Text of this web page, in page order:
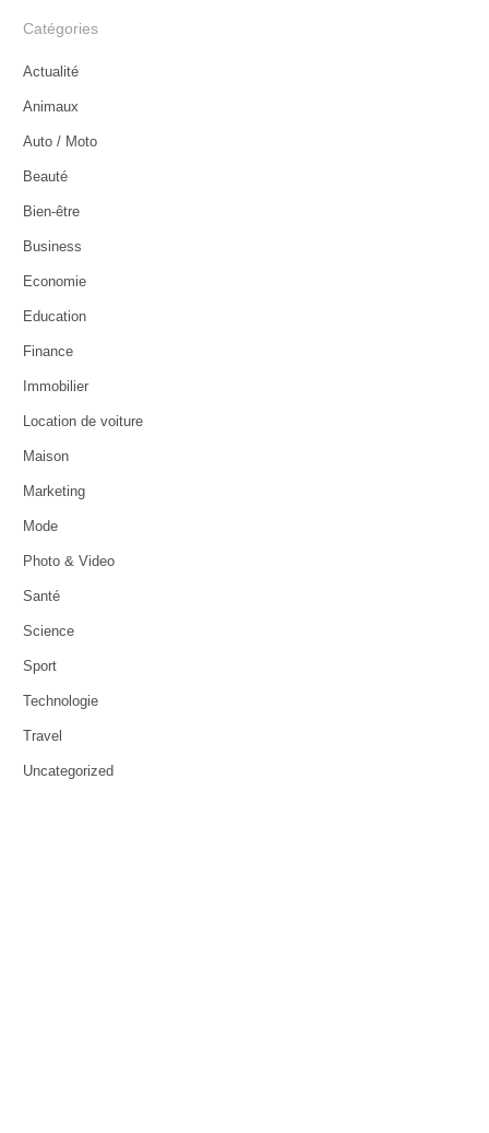
Catégories
Actualité
Animaux
Auto / Moto
Beauté
Bien-être
Business
Economie
Education
Finance
Immobilier
Location de voiture
Maison
Marketing
Mode
Photo & Video
Santé
Science
Sport
Technologie
Travel
Uncategorized